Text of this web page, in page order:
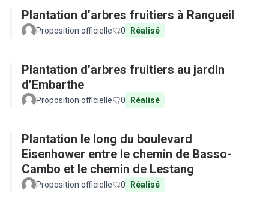
Plantation d’arbres fruitiers à Rangueil
Proposition officielle 0 Réalisé
Plantation d’arbres fruitiers au jardin
d’Embarthe
Proposition officielle 0 Réalisé
Plantation le long du boulevard
Eisenhower entre le chemin de Basso-
Cambo et le chemin de Lestang
Proposition officielle 0 Réalisé